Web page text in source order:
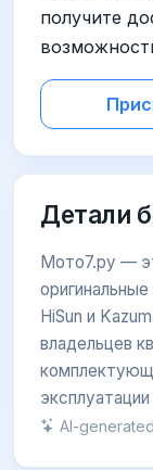
получите
Детали
Мото7.ру —
HiSun и
владельцев
AI-